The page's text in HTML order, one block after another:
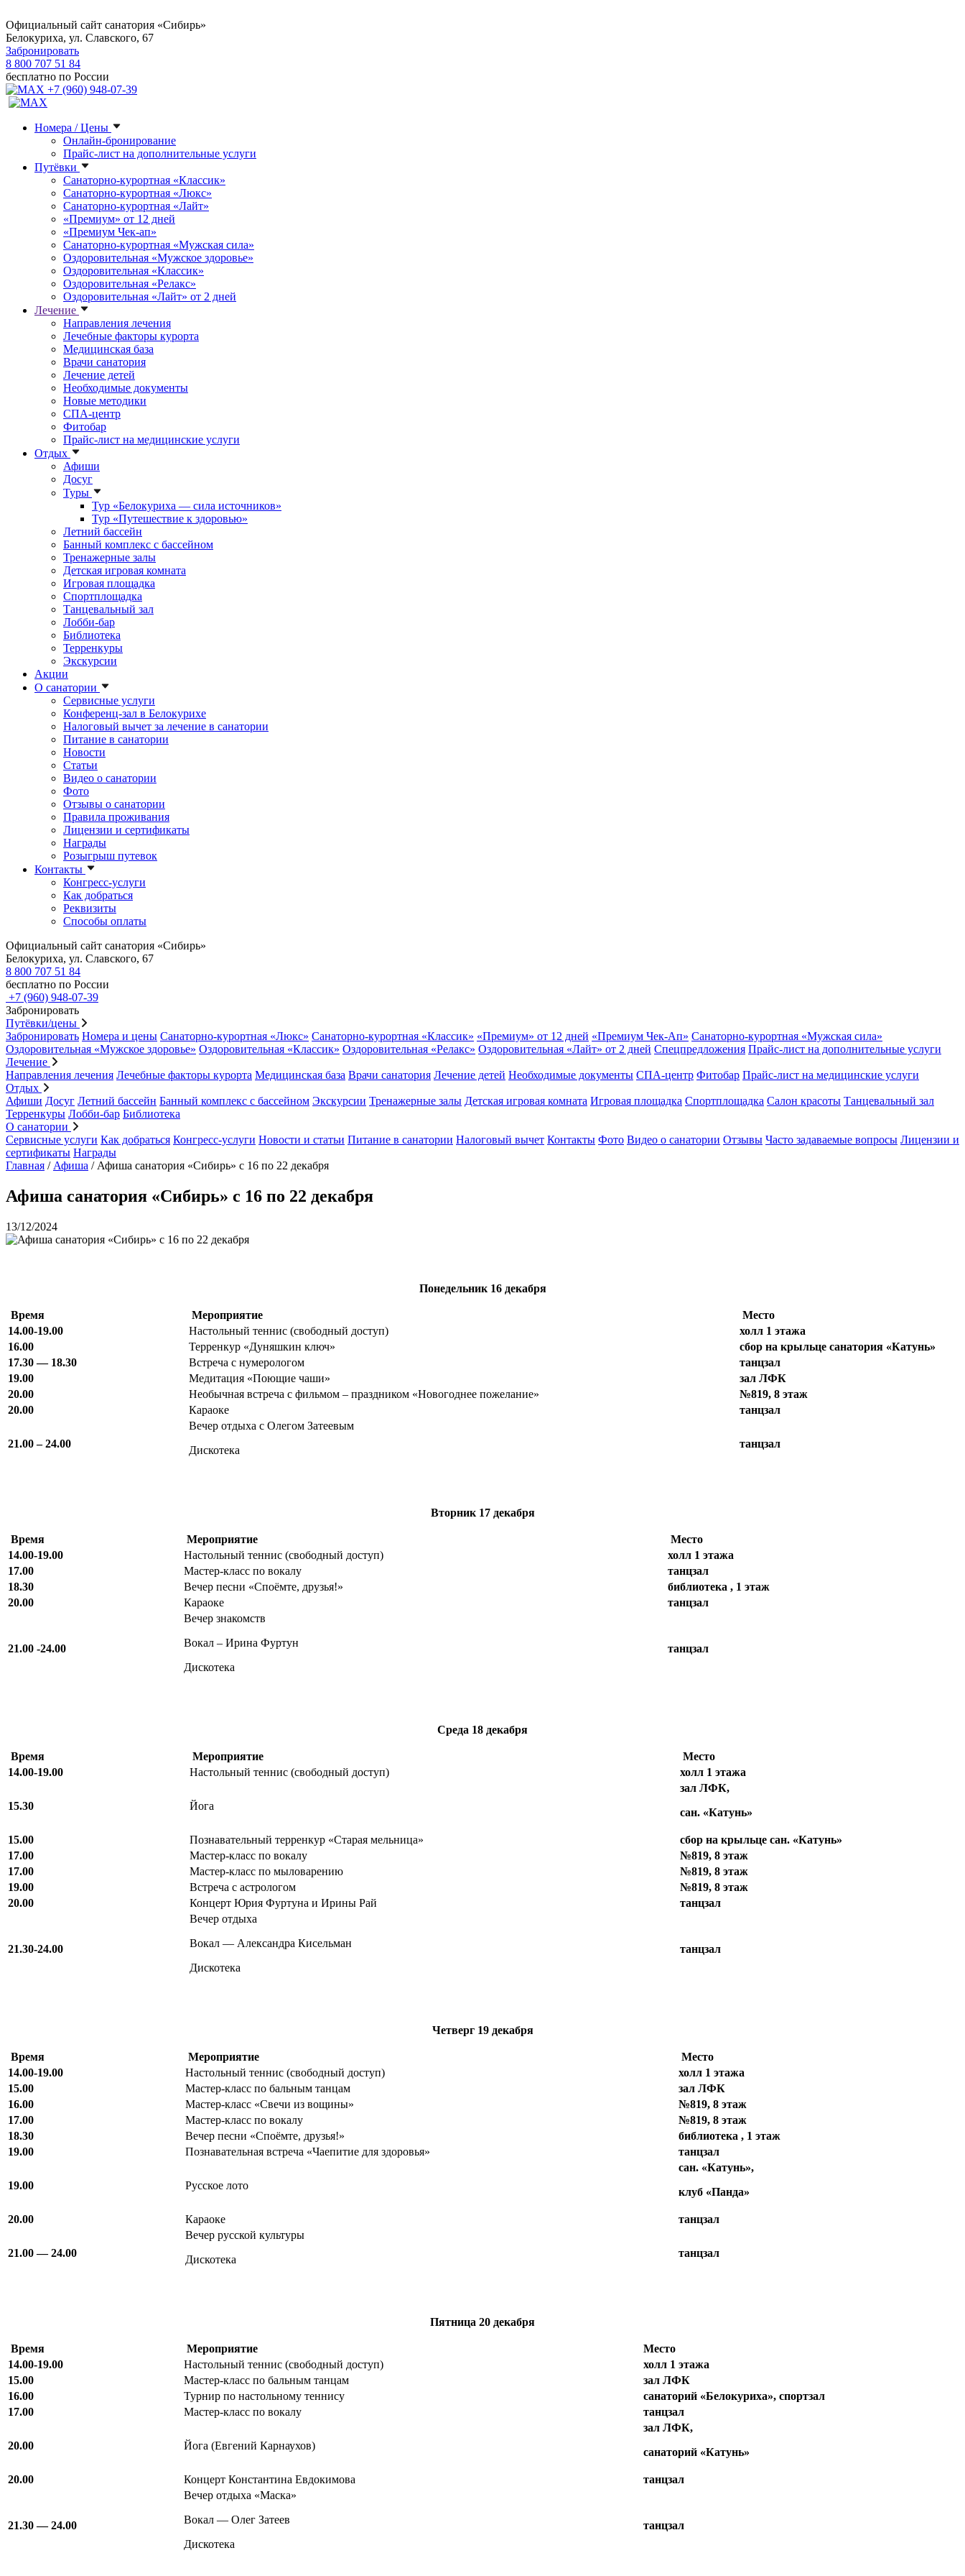
Официальный сайт санатория «Сибирь»
Белокуриха, ул. Славского, 67
Забронировать
8 800 707 51 84
бесплатно по России
+7 (960) 948-07-39
Номера / Цены
Онлайн-бронирование
Прайс-лист на дополнительные услуги
Путёвки
Санаторно-курортная «Классик»
Санаторно-курортная «Люкс»
Санаторно-курортная «Лайт»
«Премиум» от 12 дней
«Премиум Чек-ап»
Санаторно-курортная «Мужская сила»
Оздоровительная «Мужское здоровье»
Оздоровительная «Классик»
Оздоровительная «Релакс»
Оздоровительная «Лайт» от 2 дней
Лечение
Направления лечения
Лечебные факторы курорта
Медицинская база
Врачи санатория
Лечение детей
Необходимые документы
Новые методики
СПА-центр
Фитобар
Прайс-лист на медицинские услуги
Отдых
Афиши
Досуг
Туры
Тур «Белокуриха — сила источников»
Тур «Путешествие к здоровью»
Летний бассейн
Банный комплекс с бассейном
Тренажерные залы
Детская игровая комната
Игровая площадка
Спортплощадка
Танцевальный зал
Лобби-бар
Библиотека
Терренкуры
Экскурсии
Акции
О санатории
Сервисные услуги
Конференц-зал в Белокурихе
Налоговый вычет за лечение в санатории
Питание в санатории
Новости
Статьи
Видео о санатории
Фото
Отзывы о санатории
Правила проживания
Лицензии и сертификаты
Награды
Розыгрыш путевок
Контакты
Конгресс-услуги
Как добраться
Реквизиты
Способы оплаты
Официальный сайт санатория «Сибирь»
Белокуриха, ул. Славского, 67
8 800 707 51 84
бесплатно по России
+7 (960) 948-07-39
Забронировать
Путёвки/цены
Забронировать Номера и цены Санаторно-курортная «Люкс» Санаторно-курортная «Классик» «Премиум» от 12 дней «Премиум Чек-Ап» Санаторно-курортная «Мужская сила»
Оздоровительная «Мужское здоровье» Оздоровительная «Классик» Оздоровительная «Релакс» Оздоровительная «Лайт» от 2 дней Спецпредложения Прайс-лист на дополнительные услуги
Лечение
Направления лечения Лечебные факторы курорта Медицинская база Врачи санатория Лечение детей Необходимые документы СПА-центр Фитобар Прайс-лист на медицинские услуги
Отдых
Афиши Досуг Летний бассейн Банный комплекс с бассейном Экскурсии Тренажерные залы Детская игровая комната Игровая площадка Спортплощадка Салон красоты Танцевальный зал
Терренкуры Лобби-бар Библиотека
О санатории
Сервисные услуги Как добраться Конгресс-услуги Новости и статьи Питание в санатории Налоговый вычет Контакты Фото Видео о санатории Отзывы Часто задаваемые вопросы Лицензии и
сертификаты Награды
Главная / Афиша / Афиша санатория «Сибирь» с 16 по 22 декабря
Афиша санатория «Сибирь» с 16 по 22 декабря
13/12/2024
Понедельник 16 декабря
Время Мероприятие
Место
14.00-19.00
Настольный теннис (свободный доступ)
холл 1 этажа
16.00
Терренкур «Дуняшкин ключ»
сбор на крыльце санатория «Катунь»
17.30 — 18.30
Встреча с нумерологом
танцзал
19.00
Медитация «Поющие чаши»
зал ЛФК
20.00
Необычная встреча с фильмом – праздником «Новогоднее пожелание»
№819, 8 этаж
20.00
Караоке танцзал
21.00 – 24.00
Вечер отдыха с Олегом Затеевым
Дискотека
танцзал
Вторник 17 декабря
Время Мероприятие
Место
14.00-19.00
Настольный теннис (свободный доступ)
холл 1 этажа
17.00
Мастер-класс по вокалу
танцзал
18.30
Вечер песни «Споёмте, друзья!»
библиотека , 1 этаж
20.00
Караоке танцзал
21.00 -24.00
Вечер знакомств
Вокал – Ирина Фуртун
Дискотека
танцзал
Среда 18 декабря
Время Мероприятие
Место
14.00-19.00
Настольный теннис (свободный доступ) холл 1 этажа
15.30 Йога
зал ЛФК,
сан. «Катунь»
15.00 Познавательный терренкур «Старая мельница»
сбор на крыльце сан. «Катунь»
17.00
Мастер-класс по вокалу
№819, 8 этаж
17.00
Мастер-класс по мыловарению
№819, 8 этаж
19.00
Встреча с астрологом
№819, 8 этаж
20.00
Концерт Юрия Фуртуна и Ирины Рай танцзал
21.30-24.00
Вечер отдыха
Вокал — Александра Кисельман
Дискотека
танцзал
Четверг 19 декабря
Время Мероприятие
Место
14.00-19.00
Настольный теннис (свободный доступ)
холл 1 этажа
15.00
Мастер-класс по бальным танцам
зал ЛФК
16.00
Мастер-класс «Свечи из вощины»
№819, 8 этаж
17.00
Мастер-класс по вокалу
№819, 8 этаж
18.30
Вечер песни «Споёмте, друзья!»
библиотека , 1 этаж
19.00
Познавательная встреча «Чаепитие для здоровья» танцзал
19.00 Русское лото
сан. «Катунь»,
клуб «Панда»
20.00 Караоке танцзал
21.00 — 24.00
Вечер русской культуры
Дискотека
танцзал
Пятница 20 декабря
Время Мероприятие
Место
14.00-19.00
Настольный теннис (свободный доступ)
холл 1 этажа
15.00
Мастер-класс по бальным танцам
зал ЛФК
16.00
Турнир по настольному теннису
санаторий «Белокуриха», спортзал
17.00
Мастер-класс по вокалу танцзал
20.00 Йога (Евгений Карнаухов)
зал ЛФК,
санаторий «Катунь»
20.00 Концерт Константина Евдокимова танцзал
21.30 — 24.00
Вечер отдыха «Маска»
Вокал — Олег Затеев
Дискотека
танцзал